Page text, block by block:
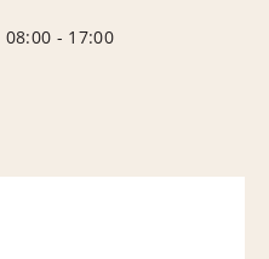
08:00 - 17:00